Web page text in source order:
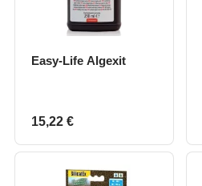
Easy-Life Algexit
Prix
15,22 €